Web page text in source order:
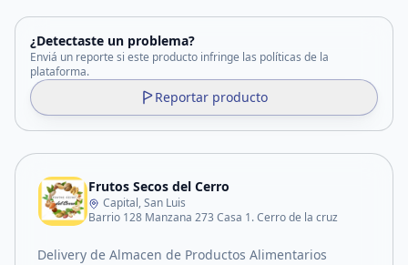
¿Detectaste un problema?
Enviá un reporte si este producto infringe las políticas de la
plataforma.
Reportar producto
Frutos Secos del Cerro
Capital, San Luis
Barrio 128 Manzana 273 Casa 1. Cerro de la cruz
Delivery de Almacen de Productos Alimentarios